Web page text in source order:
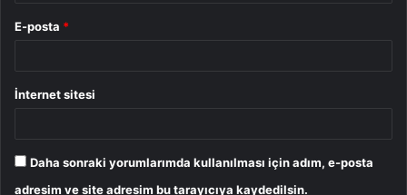
E-posta *
İnternet sitesi
Daha sonraki yorumlarımda kullanılması için adım, e-posta
adresim ve site adresim bu tarayıcıya kaydedilsin.